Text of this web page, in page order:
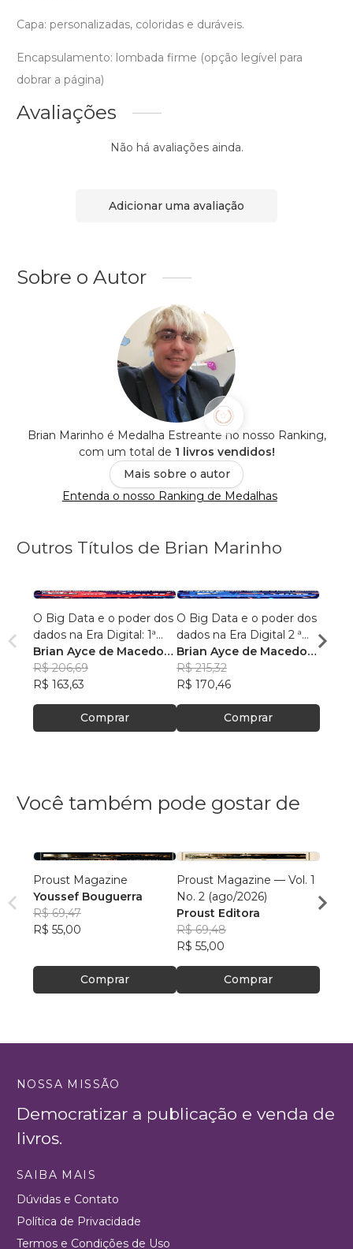
Capa: personalizadas, coloridas e duráveis.
Encapsulamento: lombada firme (opção legível para
dobrar a página)
Avaliações
Não há avaliações ainda.
Adicionar uma avaliação
Sobre o Autor
Brian Marinho é Medalha Estreante no nosso Ranking,
com um total de 1 livros vendidos!
Mais sobre o autor
Entenda o nosso Ranking de Medalhas
Outros Títulos de Brian Marinho
O Big Data e o poder dos
dados na Era Digital: 1ª
Edição.
Brian Ayce de Macedo
Marinho
R$ 206,69
R$ 163,63
Comprar
O Big Data e o poder dos
dados na Era Digital 2 ª
Edição:
Brian Ayce de Macedo
Marinho
R$ 215,32
R$ 170,46
Comprar
Você também pode gostar de
Proust Magazine
Youssef Bouguerra
R$ 69,47
R$ 55,00
Comprar
Proust Magazine — Vol. 1
No. 2 (ago/2026)
Proust Editora
R$ 69,48
R$ 55,00
Comprar
NOSSA MISSÃO
Democratizar a publicação e venda de
livros.
SAIBA MAIS
Dúvidas e Contato
Política de Privacidade
Termos e Condições de Uso